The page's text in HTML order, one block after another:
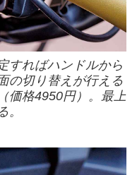
すればハンドルから
の切り替えが行える
価格4950円）。最上
。